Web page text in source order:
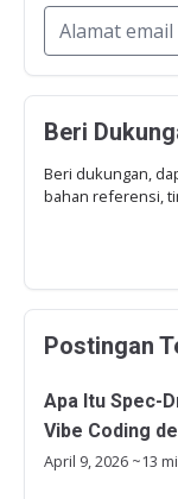
Beri
Beri dukungan,
bahan referensi,
Postingan
Apa Itu Spec-
Vibe Coding
April 9, 2026 ~13